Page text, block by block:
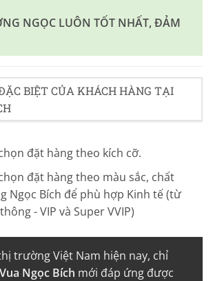
NGỌC LUÔN TỐT NHẤT, ĐẢM
BIỆT CỦA KHÁCH HÀNG TẠI
đặt hàng theo kích cỡ.
đặt hàng theo màu sắc, chất
Ngọc Bích để phù hợp Kinh tế (từ
- VIP và Super VVIP)
trường Việt Nam hiện nay, chỉ
Vua Ngọc Bích mới đáp ứng được